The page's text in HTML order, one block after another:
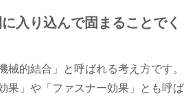
入り込んで固まることでく
械的結合」と呼ばれる考え方です。
果」や「ファスナー効果」とも呼ば